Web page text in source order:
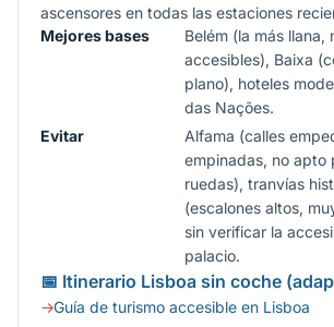
ascensores en todas las estaciones
Mejores bases
Belém (la más llana,
accesibles), Baixa
plano), hoteles
das Nações.
Evitar
Alfama (calles
empinadas, no apto
ruedas), tranvías
(escalones altos,
sin verificar la
palacio.
📅 Itinerario Lisboa sin coche
Guía de turismo accesible en Lisboa